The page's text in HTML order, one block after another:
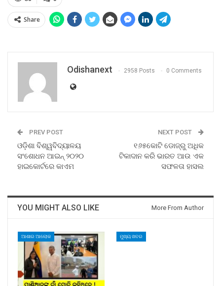
Share
Odishanext 2958 Posts 0 Comments
PREV POST
ଓଡ଼ିଶା ବିଶ୍ୱବିଦ୍ୟାଳୟ
ସଂଶୋଧନ ଆଇନ୍‍ ୨୦୨୦
ହାଇକୋର୍ଟରେ କାଏମ
NEXT POST
୧୬୫କୋଟି ଡୋଜ୍‍ରୁ ଅଧିକ
ଟିକାଦାନ କରି ଭାରତ ଆଉ ଏକ
ସଫଳତା ହାସଲ
YOU MIGHT ALSO LIKE More From Author
ଆଶାର ଆଲୋକ ମୁଖ୍ୟ ଖବର